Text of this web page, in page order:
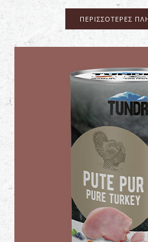
ΠΕΡΙΣΣΌΤΕΡΕΣ